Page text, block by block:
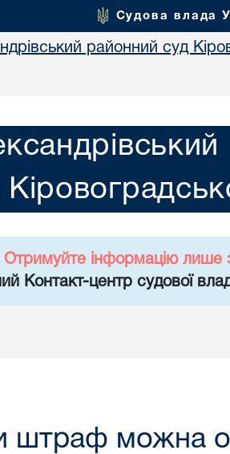
Судова влада
районний суд
Отримуйте інформацію лише
Контакт-центр судової
штраф можна